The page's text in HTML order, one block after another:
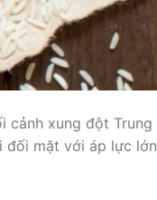
cảnh xung đột Trung
đối mặt với áp lực lớn